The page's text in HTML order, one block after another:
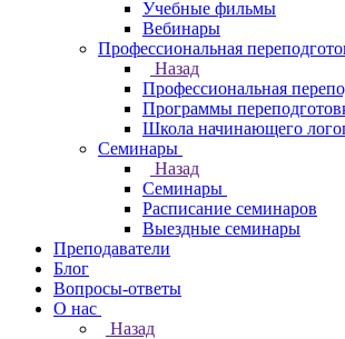
Учебные фильмы
Вебинары
Профессиональная
Назад
Профессиональная
Программы
Школа начинающего
Семинары
Назад
Семинары
Расписание семинаров
Выездные семинары
Преподаватели
Блог
Вопросы-ответы
О нас
Назад